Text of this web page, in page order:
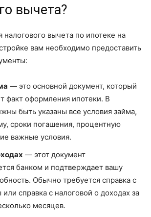
вычета?
вычета по ипотеке на
вам необходимо предоставить
— это основной документ, который
факт оформления ипотеки. В
быть указаны все условия займа,
сроки погашения, процентную
важные условия.
— этот документ
банком и подтверждает вашу
Обычно требуется справка с
справка с налоговой о доходах за
месяцев.